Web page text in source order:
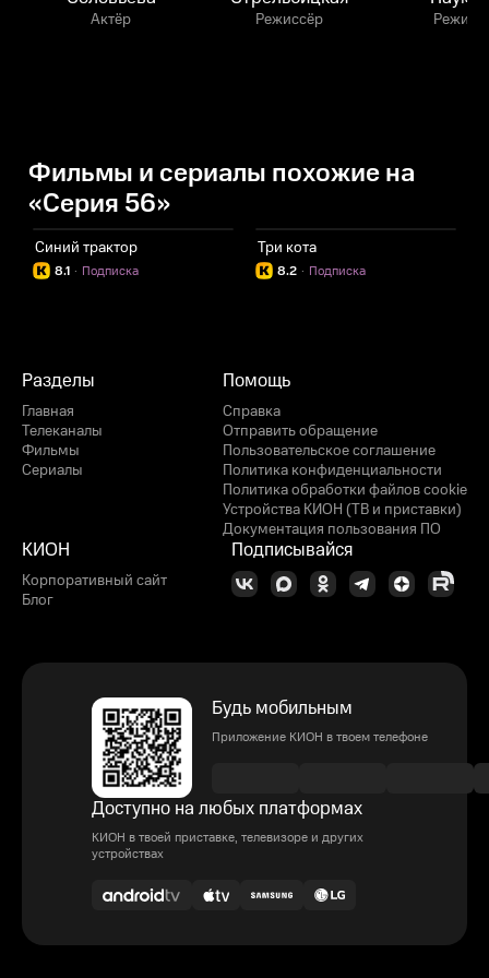
Актёр Режиссёр
Фильмы и сериалы похожие на
«Серия 56»
Синий трактор
8.1 Подписка
·
Три кота
8.2 Подписка
·
Разделы
Главная
Телеканалы
Фильмы
Сериалы
Помощь
Справка
Отправить обращение
Пользовательское соглашение
Политика конфиденциальности
Политика обработки файлов cookie
Устройства КИОН (ТВ и приставки)
Документация пользования ПО
КИОН
Корпоративный сайт
Блог
Подписывайся
Будь мобильным
Приложение КИОН в твоем телефоне
Доступно на любых платформах
КИОН в твоей приставке, телевизоре и других
устройствах